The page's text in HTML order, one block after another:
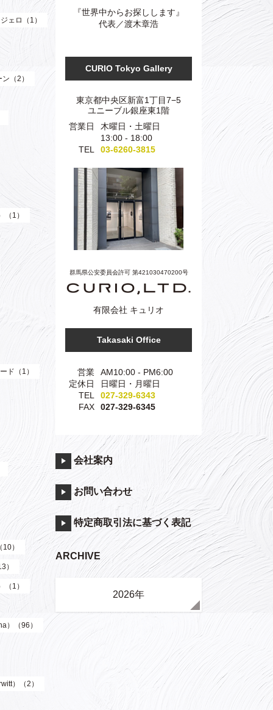
ェロ（1）
（2）
1）
ド（1）
）
）
1）
）（96）
）（2）
『世界中からお探しします』
代表／渡木章浩
CURIO Tokyo Gallery
東京都中央区新富1丁目7−5
ユニーブル銀座東1階
営業日
木曜日・土曜日
13:00 - 18:00
TEL
03-6260-3815
群馬県公安委員会許可 第421030470200号
有限会社 キュリオ
Takasaki Office
営業
AM10:00 - PM6:00
定休日
日曜日・月曜日
TEL
027-329-6343
FAX
027-329-6345
会社案内
お問い合わせ
特定商取引法に基づく表記
ARCHIVE
2026年